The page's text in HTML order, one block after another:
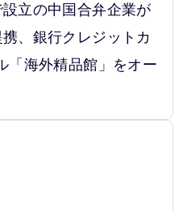
立の中国合弁企業が
、銀行クレジットカ
「海外精品館」をオー